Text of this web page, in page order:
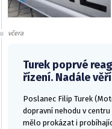
včera
Turek poprvé
řízení. Nadále
Poslanec Filip Turek
dopravní nehodu v
mělo prokázat i